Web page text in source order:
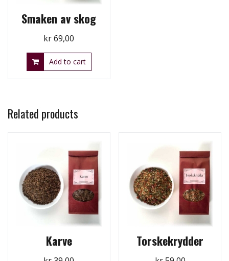
Smaken av skog
kr69,00
Add to cart
Related products
Karve Torskekrydder